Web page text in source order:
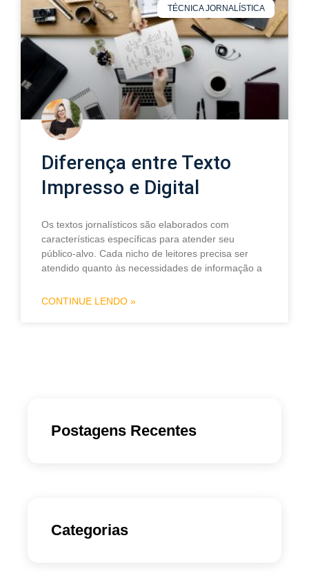
TÉCNICA JORNALÍSTICA
Diferença entre Texto
Impresso e Digital
Os textos jornalísticos são elaborados com
características específicas para atender seu
público-alvo. Cada nicho de leitores precisa ser
atendido quanto às necessidades de informação a
CONTINUE LENDO »
Postagens Recentes
Categorias